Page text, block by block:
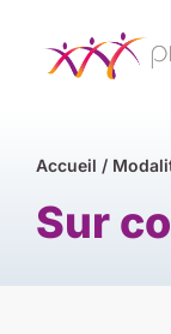
Accueil /
Sur